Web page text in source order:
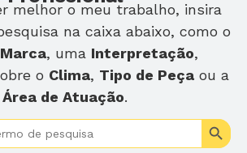
melhor o meu trabalho, insira
na caixa abaixo, como o
, uma Interpretação,
o Clima, Tipo de Peça ou a
Área de Atuação.